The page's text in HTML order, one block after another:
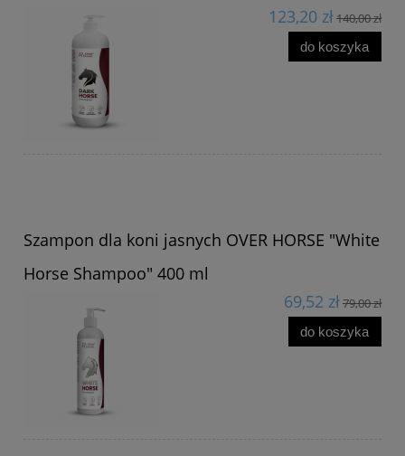
123,20 zł140,00 zł
do koszyka
Szampon dla koni jasnych OVER HORSE "White
Horse Shampoo" 400 ml
69,52 zł79,00 zł
do koszyka